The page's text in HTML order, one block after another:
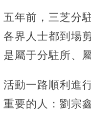
五年前，三芝分
各界人士都到場
是屬于分駐所、
活動一路順利進
重要的人：劉宗